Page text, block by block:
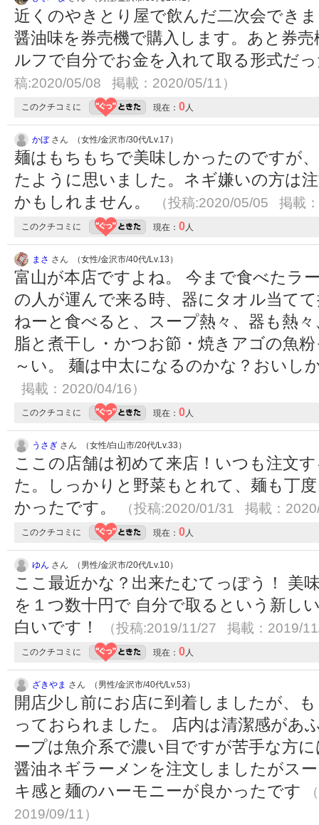
近くのやきとり屋で飲んだ二次会でき
醤油味を券売機で購入します。あと券
ルフで自分でお金を入れて取る形式だ
稿:2020/05/08 掲載：2020/05/11）
このクチコミに 現在： 0人
かぼさん （女性/金沢市/30代/Lv.17）
麺はもちもちで美味しかったのですが
たように思いました。ネギ嫌いの方は
かもしれません。
（投稿:2020/05/05 掲載
このクチコミに 現在： 0人
まさ さん （女性/金沢市/40代/Lv.13）
富山が本店ですよね。 今まで食べたラ
の人が運んで来る時、器にタオル当て
ねーと食べると、スープ熱々、器も熱
脂と煮干し・かつお節・焼きアゴの魚
～い。 麺は中太になるのかな？おいし
掲載：2020/04/16）
このクチコミに 現在： 0人
うさぎ さん （女性/白山市/20代/Lv.33）
ここの店舗は初めて来店！いつも注文
た。しっかりと野菜もとれて、麺も丁
かったです。
（投稿:2020/01/31 掲載：
このクチコミに 現在： 0人
ゆん さん （男性/金沢市/20代/Lv.10）
ここ最近かな？出来たむてっぽう！ 美
を１つ数十円で 自分で取るという新し
白いです！
（投稿:2019/11/27 掲載：2019/
このクチコミに 現在： 0人
ざきやま さん （男性/金沢市/40代/Lv.53）
開店少し前にお店に到着しましたが、
っておられました。 店内は清潔感があ
ープは魚介系で濃い目ですが苦手な方
醤油ネギラーメンを注文しましたがス
キ感と麺のハーモニーが良かったです
2019/09/11）